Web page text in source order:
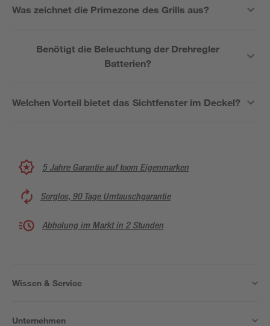
Was zeichnet die Primezone des Grills aus?
Benötigt die Beleuchtung der Drehregler
Batterien?
Welchen Vorteil bietet das Sichtfenster im Deckel?
5 Jahre Garantie auf toom Eigenmarken
Sorglos, 90 Tage Umtauschgarantie
Abholung im Markt in 2 Stunden
Wissen & Service
Unternehmen